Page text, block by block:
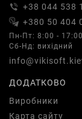
+38 044 538
+380 50 404
Пн-Пт: 8:00 - 17:00
Сб-Нд: вихідний
ДОДАТКОВО
Виробники
Карта сайту